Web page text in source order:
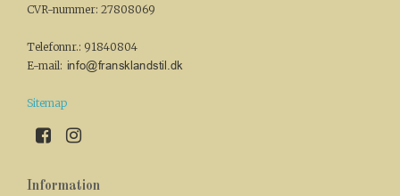
CVR-nummer: 27808069
Telefonnr.: 91840804
E-mail:
Sitemap
Information